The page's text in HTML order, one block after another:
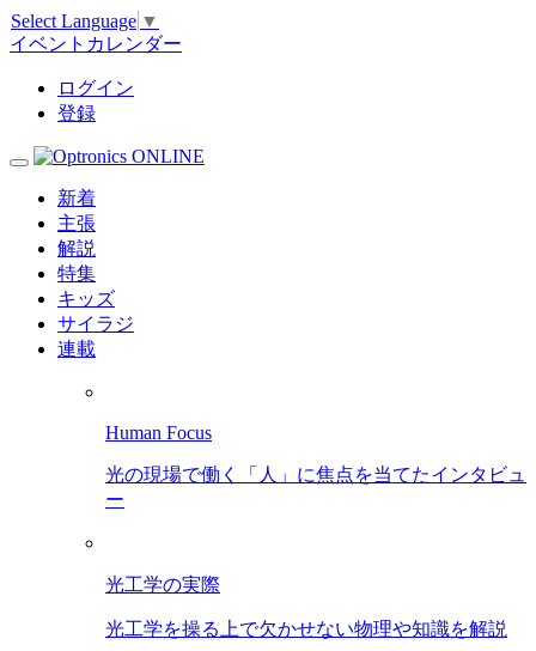
Select Language ▼
イベントカレンダー
ログイン
登録
新着
主張
解説
特集
キッズ
サイラジ
連載
Human Focus
光の現場で働く「人」に焦点を当てたインタビュ
ー
光工学の実際
光工学を操る上で欠かせない物理や知識を解説